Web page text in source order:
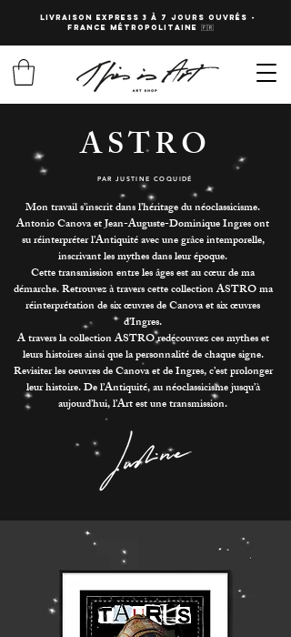
LIVRAISON EXPRESS 3 à 7 JOURS OUVRés -
fRANCE Métropolitaine 🇫🇷
ASTRO
Mon travail s’inscrit dans l’héritage du néoclassicisme.
Antonio Canova et Jean-Auguste-Dominique Ingres ont
su réinterpréter l’Antiquité avec une grâce intemporelle,
inscrivant les mythes dans leur époque.
Cette transmission entre les âges est au cœur de ma
démarche. Retrouvez à travers cette collection ASTRO ma
réinterprétation de six œuvres de Canova et six œuvres
d’Ingres.
A travers la collection ASTRO redécouvrez ces mythes et
leurs histoires ainsi que la personnalité de chaque signe.
Revisiter les oeuvres de Canova et de Ingres, c’est prolonger
leur histoire. De l’Antiquité, au néoclassicisme jusqu’à
aujourd’hui, l’Art est une transmission.​
PAR JUSTINE COQUIDÉ